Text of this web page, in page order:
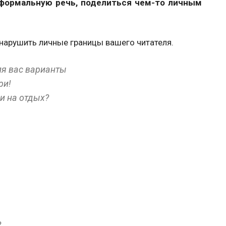
речь, поделиться чем-то личным
личные границы вашего читателя.
вас варианты
на отдых?